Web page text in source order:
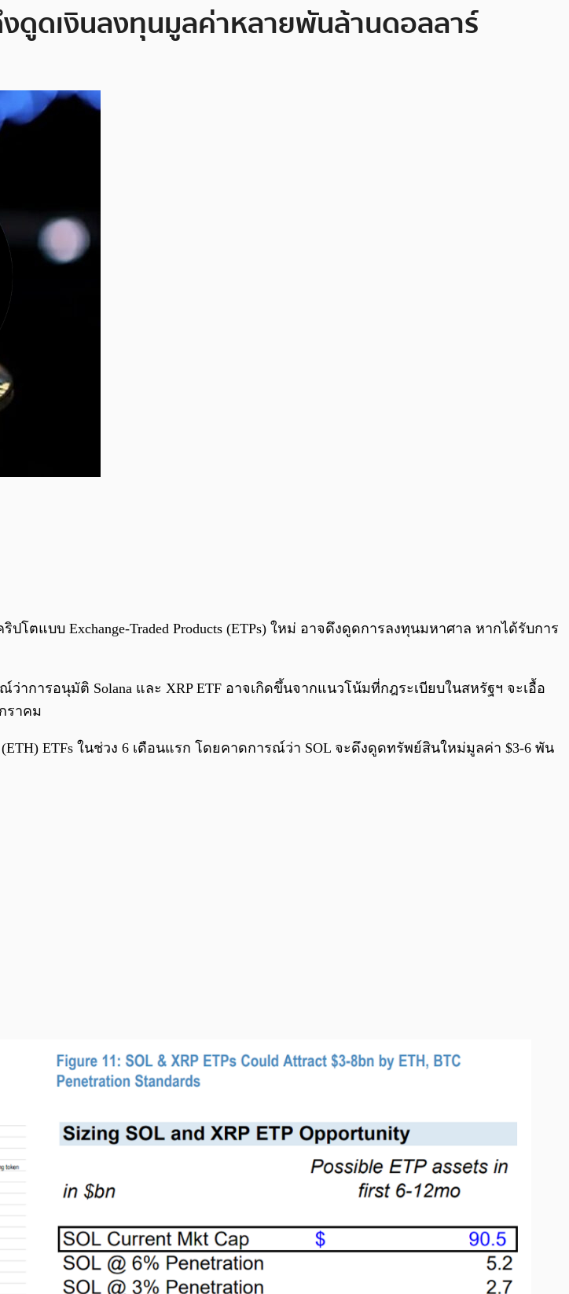
งดูดเงินลงทุนมูลค่าหลายพันล้านดอลลาร์
0:00
แบบ Exchange-Traded Products (ETPs) ใหม่ อาจดึงดูดการลงทุนมหาศาล หากได้รับการ
าการอนุมัติ Solana และ XRP ETF อาจเกิดขึ้นจากแนวโน้มที่กฎระเบียบในสหรัฐฯ จะเอื้อ
ราคม
ETFs ในช่วง 6 เดือนแรก โดยคาดการณ์ว่า SOL จะดึงดูดทรัพย์สินใหม่มูลค่า $3-6 พัน